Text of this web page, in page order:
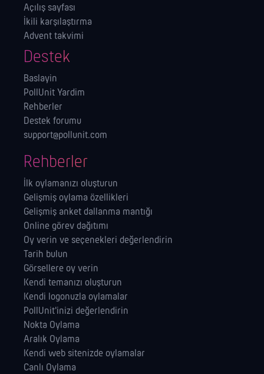
Açılış sayfası
İkili karşılaştırma
Advent takvimi
Destek
Baslayin
PollUnit Yardim
Rehberler
Destek forumu
support@pollunit.com
Rehberler
İlk oylamanızı oluşturun
Gelişmiş oylama özellikleri
Gelişmiş anket dallanma mantığı
Online görev dağıtımı
Oy verin ve seçenekleri değerlendirin
Tarih bulun
Görsellere oy verin
Kendi temanızı oluşturun
Kendi logonuzla oylamalar
PollUnit'inizi değerlendirin
Nokta Oylama
Aralık Oylama
Kendi web sitenizde oylamalar
Canlı Oylama